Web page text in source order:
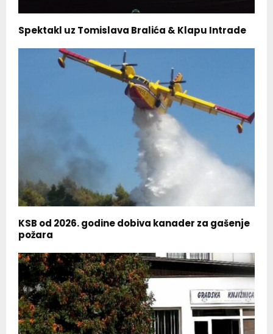
Spektakl uz Tomislava Bralića & Klapu Intrade
KSB od 2026. godine dobiva kanader za gašenje
požara